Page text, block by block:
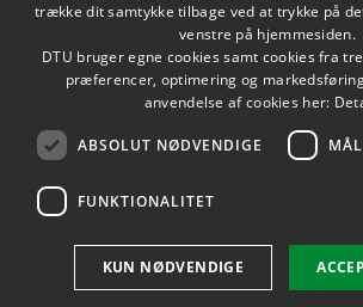
LINKEDIN
X
YOUTUBE
trække dit samtykke tilbage ved at trykke på
venstre på hjemmesiden.
DTU bruger egne cookies samt cookies fra
præferencer, optimering og
anvendelse af cookies her:
ABSOLUT NØDVENDIGE
FUNKTIONALITET
KUN NØDVENDIGE